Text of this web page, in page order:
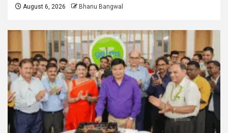
August 6, 2026 Bhanu Bangwal